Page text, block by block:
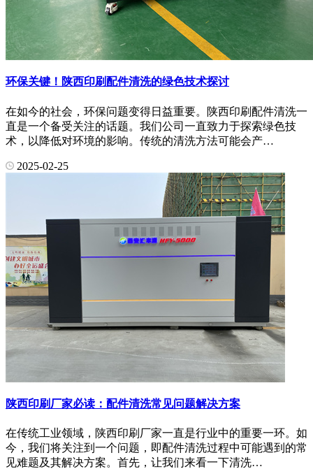
环保关键！陕西印刷配件清洗的绿色技术探讨
在如今的社会，环保问题变得日益重要。陕西印刷配件清洗一
直是一个备受关注的话题。我们公司一直致力于探索绿色技
术，以降低对环境的影响。传统的清洗方法可能会产…
2025-02-25
陕西印刷厂家必读：配件清洗常见问题解决方案
在传统工业领域，陕西印刷厂家一直是行业中的重要一环。如
今，我们将关注到一个问题，即配件清洗过程中可能遇到的常
见难题及其解决方案。首先，让我们来看一下清洗…